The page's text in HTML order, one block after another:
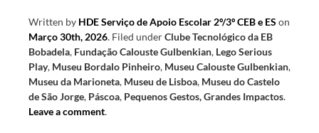
Written by HDE Serviço de Apoio Escolar 2º/3º CEB e ES on
Março 30th, 2026. Filed underClube Tecnológico da EB
Bobadela, Fundação Calouste Gulbenkian, Lego Serious
Play, Museu Bordalo Pinheiro, Museu Calouste Gulbenkian,
Museu da Marioneta, Museu de Lisboa, Museu do Castelo
de São Jorge, Páscoa, Pequenos Gestos, Grandes Impactos.
Leave a comment.